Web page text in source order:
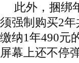
此外，捆绑
须强制购买2
缴纳1年490元
屏幕上还不停